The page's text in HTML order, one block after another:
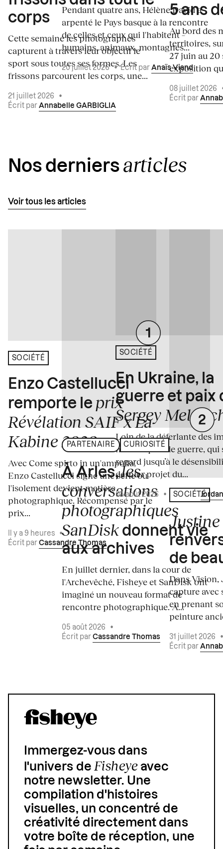
corps
Cette semaine les photographes
capturent à travers leur objectif le
sport sous toutes ses formes. Les
frissons parcourent les corps, une...
21 juillet 2026
•
Écrit par Annabelle GARBIGLIA
Pendant quatre ans, Hélène David a
arpenté le Pays basque à la rencontre
de celles et ceux qui l'habitent –
humains, animaux, montagnes...
20 juillet 2026•Écrit par Anaïs Viand
5 ans
Au bord des
territoires,
27 juin au 20
exposition
08 juillet 2026
Écrit par
Nos derniers articles
Voir tous les articles
SOCIÉTÉ
Enzo Castellucci
remporte le prix
Révélation SAIF x La
Kabine 2026
Avec Come spirto in un'ampolla,
Enzo Castellucci signe une série où
l'isolement devient matière
photographique. Récompensé par le
prix...
Il y a 9 heures
•
Écrit par Cassandre Thomas
PARTENAIRE CURIOSITÉ
À Arles,les
conversations
photographiques
SanDisk donnent vie
aux archives
En juillet dernier, dans la cour de
l'Archevêché, Fisheye et SanDisk ont
imaginé un nouveau format de
rencontre photographique. À...
05 août 2026
•
Écrit par Cassandre Thomas
SOCIÉTÉ
En Ukraine, la
guerre et paix
Sergey
Loin de la déferlante des
médiatiques de guerre, qui
regard jusqu’à le
dernier projet du...
04 août 2026 • Écrit par
SOCIÉTÉ
de
Dans
capture avec
en prenant
peinture
31 juillet 2026
Écrit par
Immergez-vous dans
l'univers deFisheyeavec
notre newsletter. Une
compilation d'histoires
visuelles, un concentré de
créativité directement dans
votre boîte de réception, une